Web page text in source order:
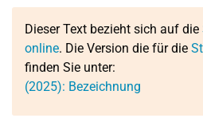
Dieser Text bezieht sich auf die
online. Die Version die für die
finden Sie unter:
(2025): Bezeichnung